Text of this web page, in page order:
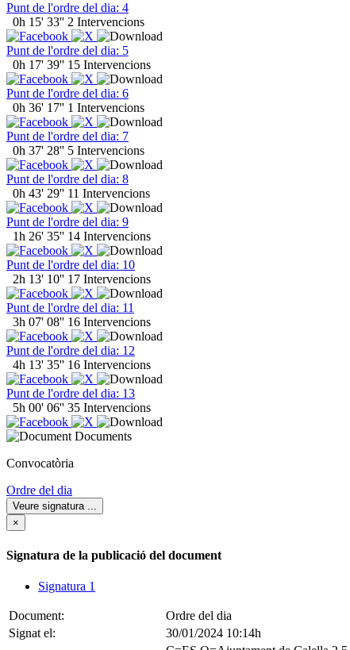
Punt de l'ordre del dia: 4
0h 15' 33'' 2 Intervencions
Punt de l'ordre del dia: 5
0h 17' 39'' 15 Intervencions
Punt de l'ordre del dia: 6
0h 36' 17'' 1 Intervencions
Punt de l'ordre del dia: 7
0h 37' 28'' 5 Intervencions
Punt de l'ordre del dia: 8
0h 43' 29'' 11 Intervencions
Punt de l'ordre del dia: 9
1h 26' 35'' 14 Intervencions
Punt de l'ordre del dia: 10
2h 13' 10'' 17 Intervencions
Punt de l'ordre del dia: 11
3h 07' 08'' 16 Intervencions
Punt de l'ordre del dia: 12
4h 13' 35'' 16 Intervencions
Punt de l'ordre del dia: 13
5h 00' 06'' 35 Intervencions
Documents
Convocatòria
Ordre del dia
Veure signatura ...
×
Signatura de la publicació del document
Signatura 1
Document:
Ordre del dia
Signat el:
30/01/2024 10:14h